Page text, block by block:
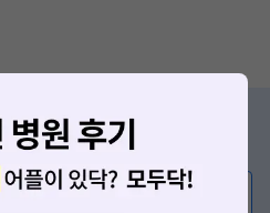
한 점이 있나요?
접 답해드려요!